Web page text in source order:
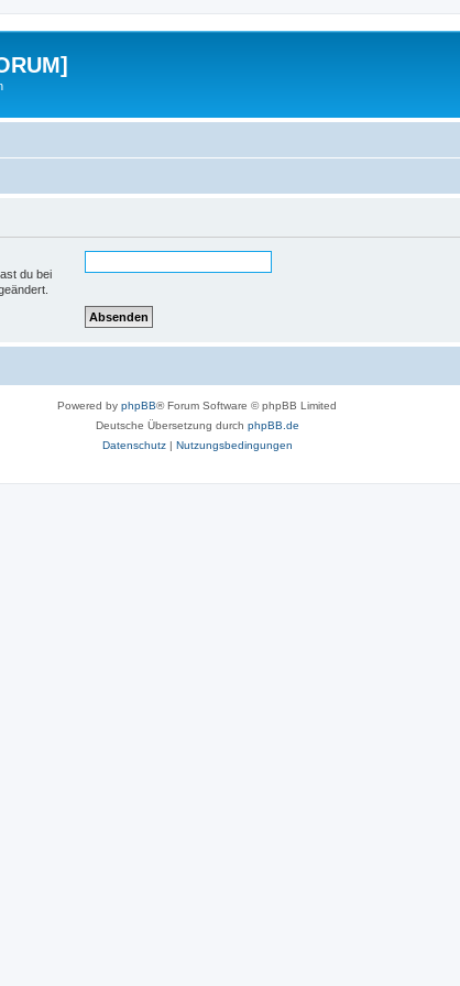
du bei
Powered by phpBB® Forum Software © phpBB Limited
Deutsche Übersetzung durch phpBB.de
Datenschutz| Nutzungsbedingungen